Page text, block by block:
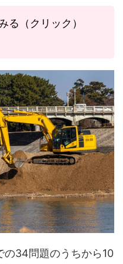
（クリック）
34問題のうちから10